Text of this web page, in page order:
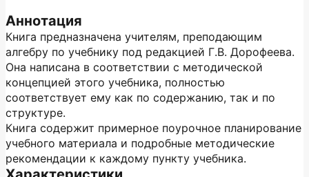
Аннотация
Книга предназначена учителям, преподающим
алгебру по учебнику под редакцией Г.В. Дорофеева.
Она написана в соответствии с методической
концепцией этого учебника, полностью
соответствует ему как по содержанию, так и по
структуре.
Книга содержит примерное поурочное планирование
учебного материала и подробные методические
рекомендации к каждому пункту учебника.